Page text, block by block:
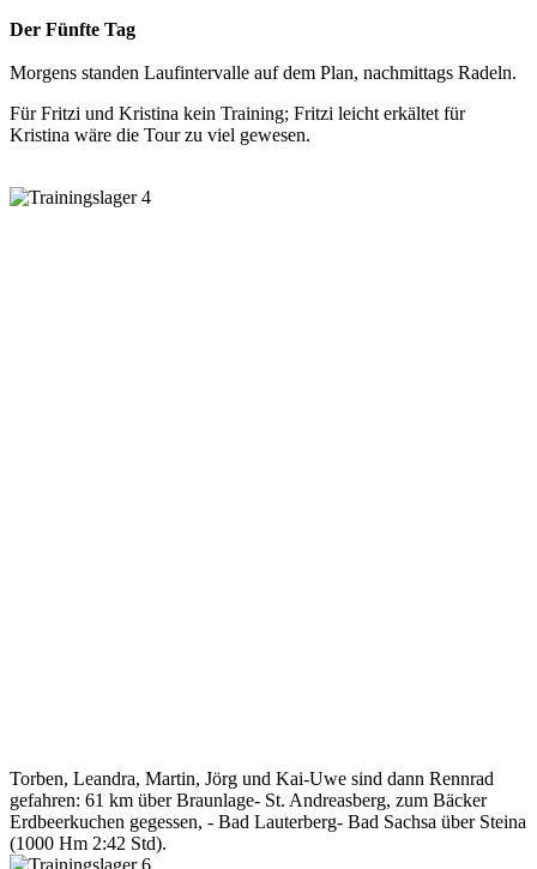
Der Fünfte Tag
Morgens standen Laufintervalle auf dem Plan, nachmittags Radeln.
Für Fritzi und Kristina kein Training; Fritzi leicht erkältet für
Kristina wäre die Tour zu viel gewesen.
Torben, Leandra, Martin, Jörg und Kai-Uwe sind dann Rennrad
gefahren: 61 km über Braunlage- St. Andreasberg, zum Bäcker
Erdbeerkuchen gegessen, - Bad Lauterberg- Bad Sachsa über Steina
(1000 Hm 2:42 Std).